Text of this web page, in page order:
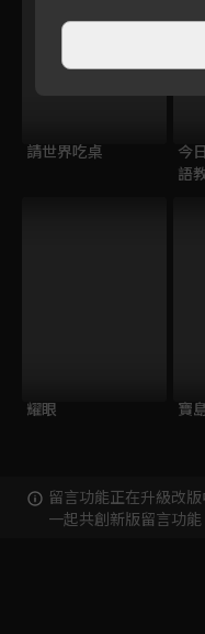
請世界吃桌
今
語
耀眼 寶
留言功能正在升級改
一起共創新版留言功能